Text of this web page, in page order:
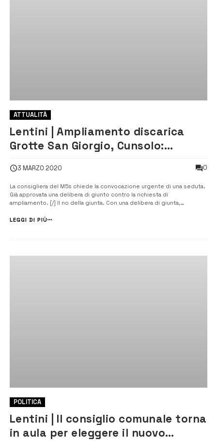
ATTUALITÀ
Lentini | Ampliamento discarica
Grotte San Giorgio, Cunsolo:
3 MARZO 2020 0
La consigliera del M5s chiede la convocazione urgente di una seduta.
Già approvata una delibera di giunto contro la richiesta di
ampliamento. [/] Il no della giunta. Con una delibera di giunta,
ampliamento, il quarto, della discarica di Grotte San Giorgio, dove la
LEGGI DI PIÙ
POLITICA
Lentini | Il consiglio comunale torna
in aula per eleggere il nuovo